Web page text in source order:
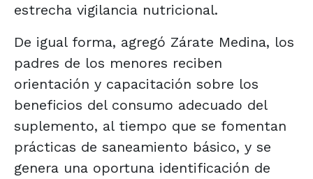
estrecha vigilancia nutricional.
De igual forma, agregó Zárate Medina, los
padres de los menores reciben
orientación y capacitación sobre los
beneficios del consumo adecuado del
suplemento, al tiempo que se fomentan
prácticas de saneamiento básico, y se
genera una oportuna identificación de